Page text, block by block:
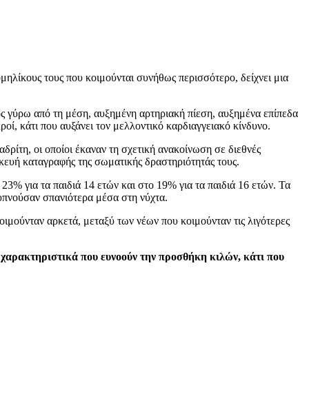
τους που κοιμούνται συνήθως περισσότερο, δείχνει μια
γύρω από τη μέση, αυξημένη αρτηριακή πίεση, αυξημένα επίπεδα
κάτι που αυξάνει τον μελλοντικό καρδιαγγειακό κίνδυνο.
οι οποίοι έκαναν τη σχετική ανακοίνωση σε διεθνές
καταγραφής της σωματικής δραστηριότητάς τους.
για τα παιδιά 14 ετών και στο 19% για τα παιδιά 16 ετών. Τα
σπανιότερα μέσα στη νύχτα.
αρκετά, μεταξύ των νέων που κοιμούνταν τις λιγότερες
που ευνοούν την προσθήκη κιλών, κάτι που